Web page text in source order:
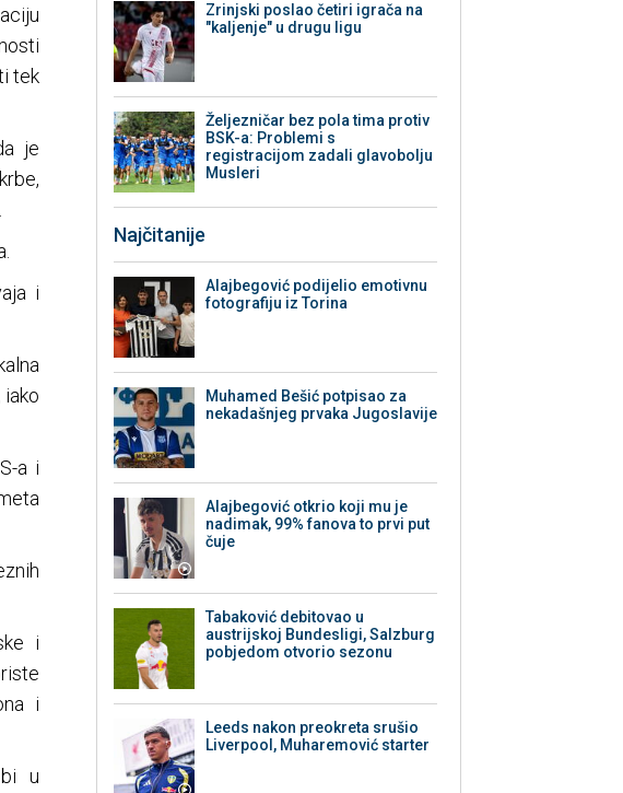
tek
je
i
a i
i
i
u
Zrinjski poslao četiri igrača na
"kaljenje" u drugu ligu
Željezničar bez pola tima protiv
BSK-a: Problemi s
registracijom zadali glavobolju
Musleri
Najčitanije
Alajbegović podijelio emotivnu
fotografiju iz Torina
Muhamed Bešić potpisao za
nekadašnjeg prvaka Jugoslavije
Alajbegović otkrio koji mu je
nadimak, 99% fanova to prvi put
čuje
Tabaković debitovao u
austrijskoj Bundesligi, Salzburg
pobjedom otvorio sezonu
Leeds nakon preokreta srušio
Liverpool, Muharemović starter